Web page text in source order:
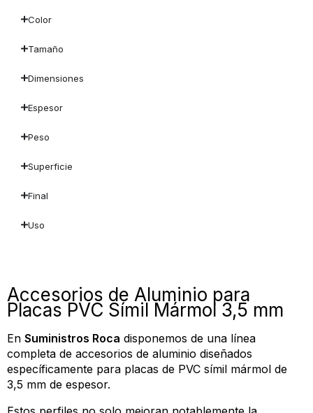
Color
Tamaño
Dimensiones
Espesor
Peso
Superficie
Final
Uso
Accesorios de Aluminio para
Placas PVC Símil Mármol 3,5 mm
En Suministros Roca disponemos de una línea
completa de accesorios de aluminio diseñados
específicamente para placas de PVC símil mármol de
3,5 mm de espesor.